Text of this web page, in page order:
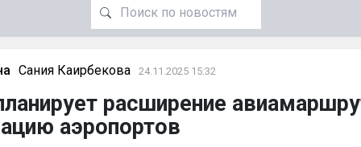
Сания Каирбекова 24.11.2025 15:32
расширение
аэропортов